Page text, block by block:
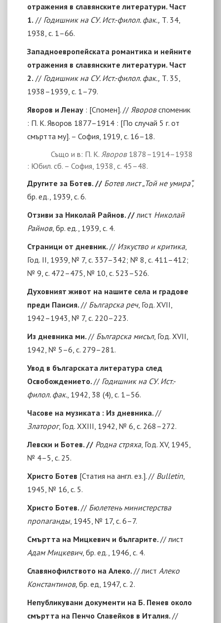
отражения в славянските литератури. Част
1. // Годишник на СУ. Ист.-филол. фак., Т. 34,
1938, с. 1–66.
Западноевропейската романтика и нейните
отражения в славянските литератури. Част
2. // Годишник на СУ. Ист.-филол. фак., Т. 35,
1938–1939, с. 1–79.
Яворов и Ленау : [Спомен]. // Яворовспоменик
: П. К. Яворов 1877–1914 : [По случай 5 г. от
смъртта му]. – София, 1919, с. 16–18.
Също и в: П. К. Яворов1878–1914–1938
: Юбил. сб. – София, 1938, с. 45–48.
Другите за Ботев. // Ботев лист „Той не умира“,
бр. ед., 1939, с. 6.
Отзиви за Николай Райнов. // лист Николай
Райнов, бр. ед., 1939, с. 4.
Страници от дневник. // Изкуство и критика,
Год. II, 1939, № 7, с. 337–342; № 8, с. 411–412;
№ 9, с. 472–475, № 10, с. 523–526.
Духовният живот на нашите села и градове
преди Паисия. // Българска реч, Год. ХVII,
1942–1943, № 7, с. 220–223.
Из дневника ми. // Българска мисъл, Год. ХVII,
1942, № 5–6, с. 279–281.
Увод в българската литература след
Освобождението. // Годишник на СУ. Ист.-
филол. фак. , 1942, 38 (4), с. 1–56.
Часове на музиката : Из дневника. //
Златорог, Год. ХХIII, 1942, № 6, с. 268–272.
Левски и Ботев. // Родна стряха, Год. ХV, 1945,
№ 4–5, с. 25.
Христо Ботев [Статия на англ. ез.]. // Bulletin
1945, № 16, с. 5.
Христо Ботев. // Бюлетень министерства
пропаганды, 1945, № 17, с. 6–7.
Смъртта на Мицкевич и българите. // лист
Адам Мицкевич, бр. ед., 1946, с. 4.
Славянофилството на Алеко. // лист Алеко
Константинов, бр. ед, 1947, с. 2.
Непубликувани документи на Б. Пенев около
смъртта на Пенчо Славейков в Италия. //